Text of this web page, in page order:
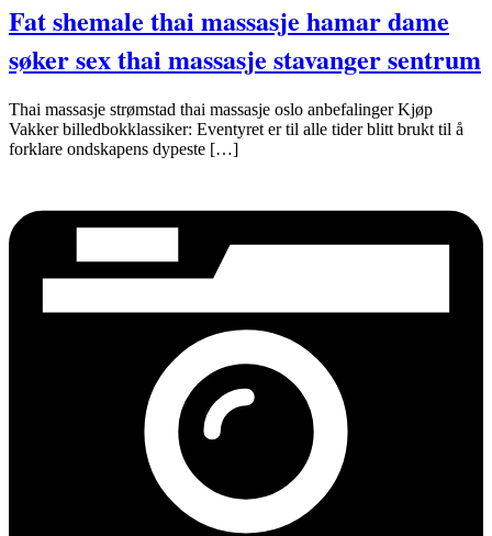
Fat shemale thai massasje hamar dame
søker sex thai massasje stavanger sentrum
Thai massasje strømstad thai massasje oslo anbefalinger Kjøp
Vakker billedbokklassiker: Eventyret er til alle tider blitt brukt til å
forklare ondskapens dypeste […]